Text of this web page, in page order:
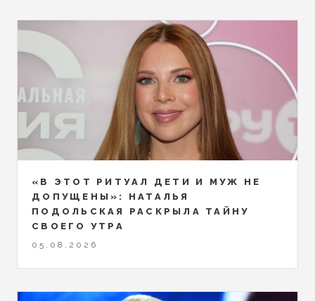
«В ЭТОТ РИТУАЛ ДЕТИ И МУЖ НЕ
ДОПУЩЕНЫ»: НАТАЛЬЯ
ПОДОЛЬСКАЯ РАСКРЫЛА ТАЙНУ
СВОЕГО УТРА
05.08.2026